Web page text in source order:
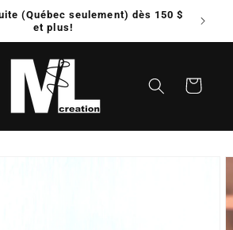
(Québec seulement) dès 150 $
et plus!
Panier